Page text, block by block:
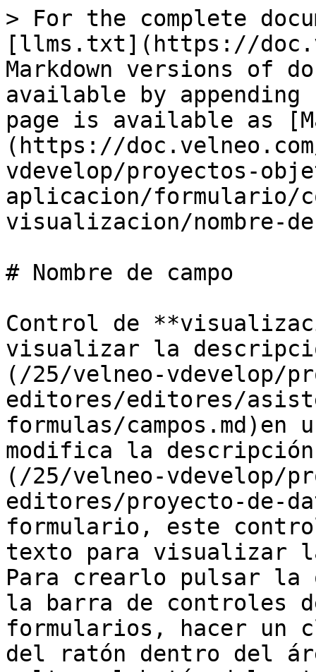
> For the complete
[llms.txt](https://
Markdown versions of
available by
page is available as
(https://
vdevelop/proyectos-
aplicacion/formulario/
visualizacion/nombre-
# Nombre de campo
Control de
visualizar la
(/25/velneo-vdevelop/
editores/editores/
formulas/
modifica la
(/25/velneo-vdevelop/
editores/proyecto-de-
formulario, este
texto para visualizar
Para crearlo pulsar la
la barra de controles
formularios, hacer un
del ratón dentro del